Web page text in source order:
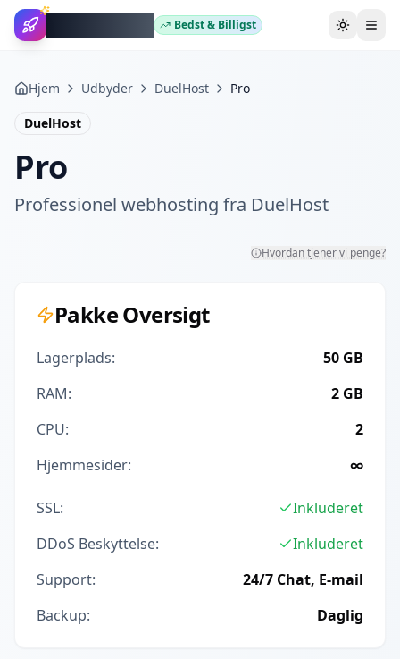
Bedst & Billigst Skift
Hjem Udbyder DuelHost Pro
DuelHost
Pro
Professionel webhosting fra DuelHost
Hvordan tjener vi penge?
Pakke Oversigt
Lagerplads:
50 GB
RAM:
2 GB
CPU:
2
Hjemmesider:
∞
SSL:
Inkluderet
DDoS Beskyttelse:
Inkluderet
Support:
24/7 Chat, E-mail
Backup:
Daglig